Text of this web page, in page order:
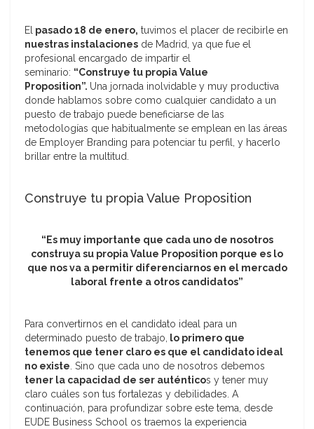
El pasado 18 de enero, tuvimos el placer de recibirle en
nuestras instalaciones de Madrid, ya que fue el
profesional encargado de impartir el
seminario: “Construye tu propia Value
Proposition”. Una jornada inolvidable y muy productiva
donde hablamos sobre como cualquier candidato a un
puesto de trabajo puede beneficiarse de las
metodologías que habitualmente se emplean en las áreas
de Employer Branding para potenciar tu perfil, y hacerlo
brillar entre la multitud.
Construye tu propia Value Proposition
“Es muy importante que cada uno de nosotros
construya su propia Value Proposition porque es lo
que nos va a permitir diferenciarnos en el mercado
laboral frente a otros candidatos”
Para convertirnos en el candidato ideal para un
determinado puesto de trabajo, lo primero que
tenemos que tener claro es que el candidato ideal
no existe. Sino que cada uno de nosotros debemos
tener la capacidad de ser auténticos y tener muy
claro cuáles son tus fortalezas y debilidades. A
continuación, para profundizar sobre este tema, desde
EUDE Business School os traemos la experiencia